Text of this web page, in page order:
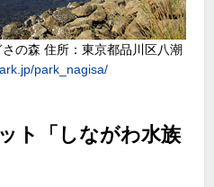
の森 住所：東京都品川区八潮
park_nagisa/
ト「しながわ水族